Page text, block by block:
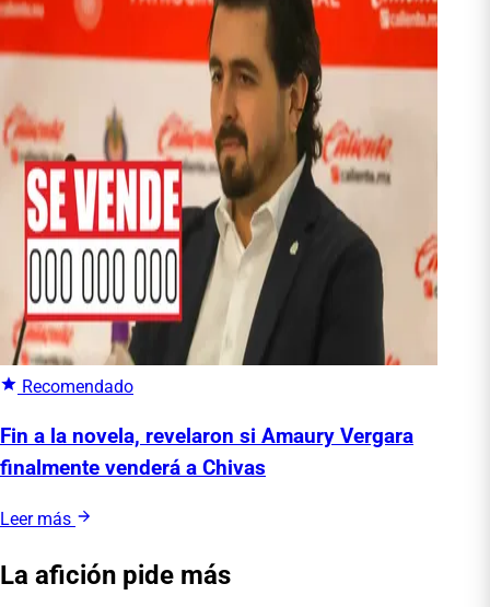
Recomendado
Fin a la novela, revelaron si Amaury Vergara
finalmente venderá a Chivas
Leer más
La afición pide más